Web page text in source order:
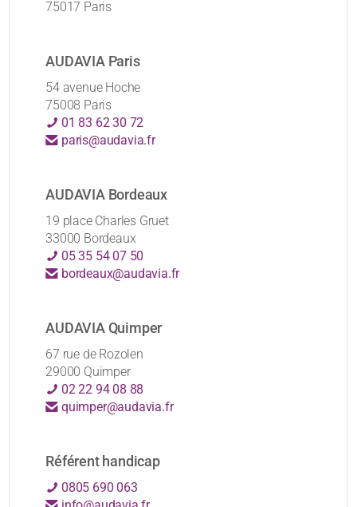
75017 Paris
AUDAVIA Paris
54 avenue Hoche
75008 Paris
01 83 62 30 72
paris@audavia.fr
AUDAVIA Bordeaux
19 place Charles Gruet
33000 Bordeaux
05 35 54 07 50
bordeaux@audavia.fr
AUDAVIA Quimper
67 rue de Rozolen
29000 Quimper
02 22 94 08 88
quimper@audavia.fr
Référent handicap
0805 690 063